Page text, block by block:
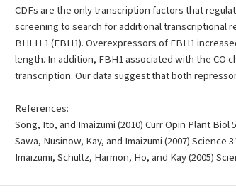
CDFs are the only transcription factors that
screening to search for additional transcriptional
BHLH 1 (FBH1). Overexpressors of FBH1
length. In addition, FBH1 associated with the CO
transcription. Our data suggest that both
References:
Song, Ito, and Imaizumi (2010) Curr Opin Plant Biol
Sawa, Nusinow, Kay, and Imaizumi (2007) Science
Imaizumi, Schultz, Harmon, Ho, and Kay (2005)